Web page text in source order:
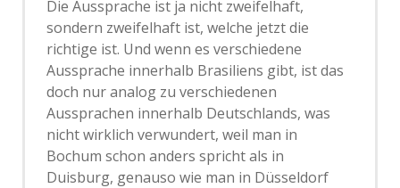
Die Aussprache ist ja nicht zweifelhaft,
sondern zweifelhaft ist, welche jetzt die
richtige ist. Und wenn es verschiedene
Aussprache innerhalb Brasiliens gibt, ist das
doch nur analog zu verschiedenen
Aussprachen innerhalb Deutschlands, was
nicht wirklich verwundert, weil man in
Bochum schon anders spricht als in
Duisburg, genauso wie man in Düsseldorf